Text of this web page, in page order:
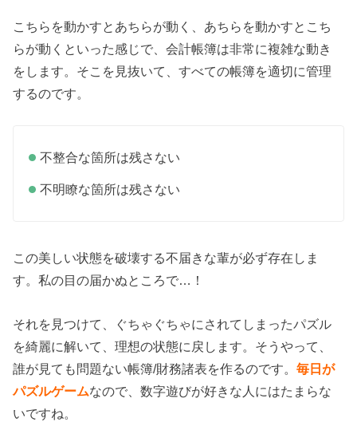
こちらを動かすとあちらが動く、あちらを動かすとこち
らが動くといった感じで、会計帳簿は非常に複雑な動き
をします。そこを見抜いて、すべての帳簿を適切に管理
するのです。
不整合な箇所は残さない
不明瞭な箇所は残さない
この美しい状態を破壊する不届きな輩が必ず存在しま
す。私の目の届かぬところで…！
それを見つけて、ぐちゃぐちゃにされてしまったパズル
を綺麗に解いて、理想の状態に戻します。そうやって、
誰が見ても問題ない帳簿/財務諸表を作るのです。毎日が
パズルゲームなので、数字遊びが好きな人にはたまらな
いですね。